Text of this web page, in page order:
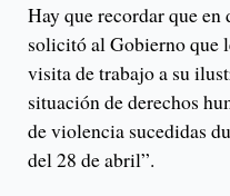
Hay que recordar que
solicitó al Gobierno que
visita de trabajo a su
situación de derechos
de violencia sucedidas
del 28 de abril”.